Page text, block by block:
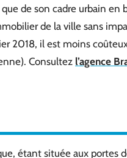
de son cadre urbain en
de la ville sans
2018, il est moins
Consultez l’agence
étant située aux portes